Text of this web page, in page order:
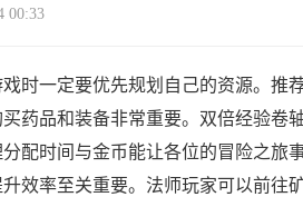
00:33
时一定要优先规划自己的资源。推
药品和装备非常重要。双倍经验卷
配时间与金币能让各位的冒险之旅
效率至关重要。法师玩家可以前往